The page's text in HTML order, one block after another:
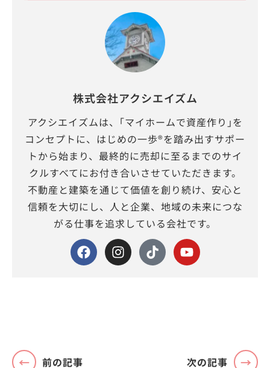
株式会社アクシエイズム
アクシエイズムは、｢マイホームで資産作り｣を
コンセプトに、はじめの一歩®を踏み出すサポー
トから始まり、最終的に売却に至るまでのサイ
クルすべてにお付き合いさせていただきます。
不動産と建築を通じて価値を創り続け、安心と
信頼を大切にし、人と企業、地域の未来につな
がる仕事を追求している会社です。
前の記事 次の記事